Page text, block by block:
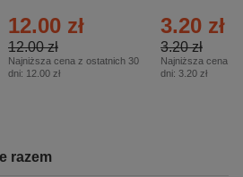
12.00 zł
12.00 zł
Najniższa cena z ostatnich 30
dni: 12.00 zł
3.20 zł
3.20 zł
Najniższa cena z
dni: 3.20 zł
razem